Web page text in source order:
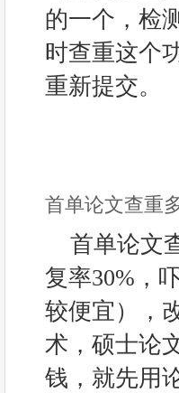
的一个，检
时查重这个
重新提交。
首单论文查重
首单论文
复率30%，
较便宜），
术，硕士论
钱，就先用